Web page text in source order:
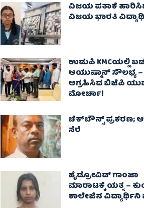
ವಿಜಯ ಪತಾಕೆ
ವಿಜಯ ಭಾರತಿ
ಉಡುಪಿ KMCಯಲ್ಲಿ
ಆಯುಷ್ಮಾನ್ ಸೌಲಭ್ಯ –
ಆಗ್ರಹಿಸಿದ ಬಿಜೆಪಿ
ಮೋರ್ಚಾ!
ಚೆಕ್​ಬೌನ್ಸ್​ ಪ್ರಕರಣ;
ಸೆರೆ
ಹೈಡ್ರೋವಿಡ್ ಗಾಂಜಾ
ಮಾರಾಟಕ್ಕೆ ಯತ್ನ –
ಕಾಲೇಜಿನ